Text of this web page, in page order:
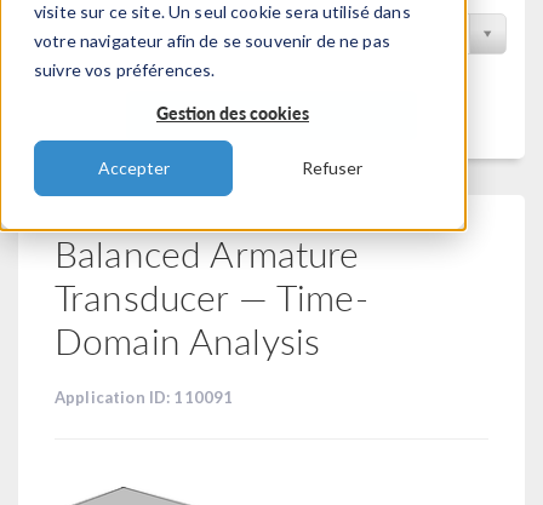
visite sur ce site. Un seul cookie sera utilisé dans
votre navigateur afin de se souvenir de ne pas
suivre vos préférences.
Gestion des cookies
Accepter Refuser
Filtrer par produit
Filtrer
Balanced Armature
Transducer — Time-
Domain Analysis
Application ID: 110091